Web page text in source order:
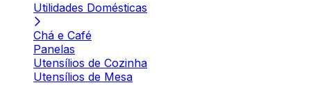
Utilidades Domésticas
Chá e Café
Panelas
Utensílios de Cozinha
Utensílios de Mesa